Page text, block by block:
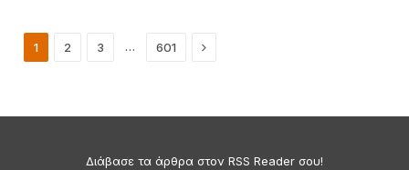
1 2 3 … 601 Next
Διάβασε τα άρθρα στον RSS Reader σου!